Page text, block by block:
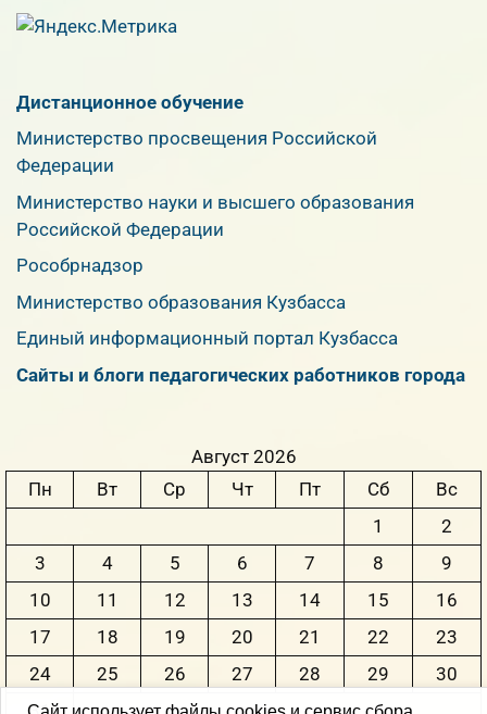
Дистанционное обучение
Министерство просвещения Российской
Федерации
Министерство науки и высшего образования
Российской Федерации
Рособрнадзор
Министерство образования Кузбасса
Единый информационный портал Кузбасса
Сайты и блоги педагогических работников города
Август 2026
Пн
Вт Ср Чт Пт Сб
Вс
1
2
3
4 5 6 7 8
9
10
11 12 13 14 15
16
17
18 19 20 21 22
23
24
25 26 27 28 29
30